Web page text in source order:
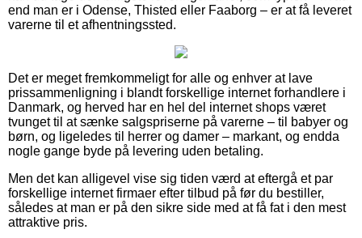
end man er i Odense, Thisted eller Faaborg – er at få leveret
varerne til et afhentningssted.
Det er meget fremkommeligt for alle og enhver at lave
prissammenligning i blandt forskellige internet forhandlere i
Danmark, og herved har en hel del internet shops været
tvunget til at sænke salgspriserne på varerne – til babyer og
børn, og ligeledes til herrer og damer – markant, og endda
nogle gange byde på levering uden betaling.
Men det kan alligevel vise sig tiden værd at eftergå et par
forskellige internet firmaer efter tilbud på før du bestiller,
således at man er på den sikre side med at få fat i den mest
attraktive pris.